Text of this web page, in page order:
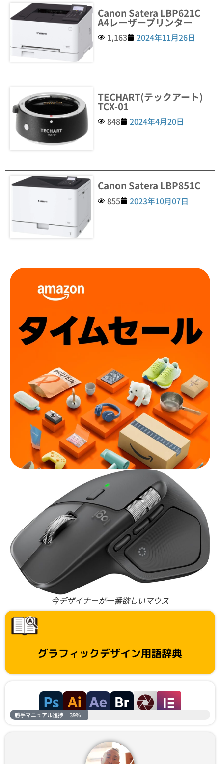
Canon Satera LBP621C
A4レーザープリンター
1,163 2024年11月26日
TECHART(テックアート)
TCX-01
848 2024年4月20日
Canon Satera LBP851C
855 2023年10月07日
今デザイナーが一番欲しいマウス
グラフィックデザイン用語辞典
勝手マニュアル進捗 39%